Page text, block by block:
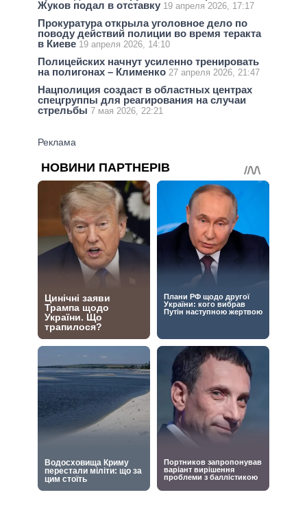
Жуков подал в отставку 19 апреля 2026, 17:17
Прокуратура открыла уголовное дело по
поводу действий полиции во время теракта
в Киеве 19 апреля 2026, 14:10
Полицейских начнут усиленно тренировать
на полигонах – Клименко 27 апреля 2026, 21:47
Нацполиция создаст в областных центрах
спецгруппы для реагирования на случаи
стрельбы 7 мая 2026, 22:21